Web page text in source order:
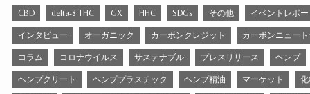
CBD delta-8 THC GX HHC SDGs その他 イベントレポ
インタビュー オーガニック カーボンクレジット カーボンニュー
コラム コロナウイルス サステナブル プレスリリース ヘンプ
ヘンプクリート ヘンププラスチック ヘンプ精油 マーケット